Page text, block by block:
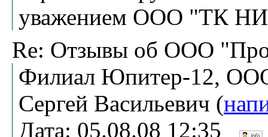
уважением ООО "ТК
Re: Отзывы об ООО
Филиал Юпитер-12,
Сергей Васильевич (
Дата: 05.08.08 12:35